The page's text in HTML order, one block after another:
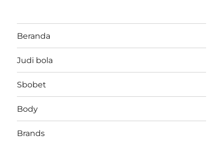
Beranda
Judi bola
Sbobet
Body
Brands